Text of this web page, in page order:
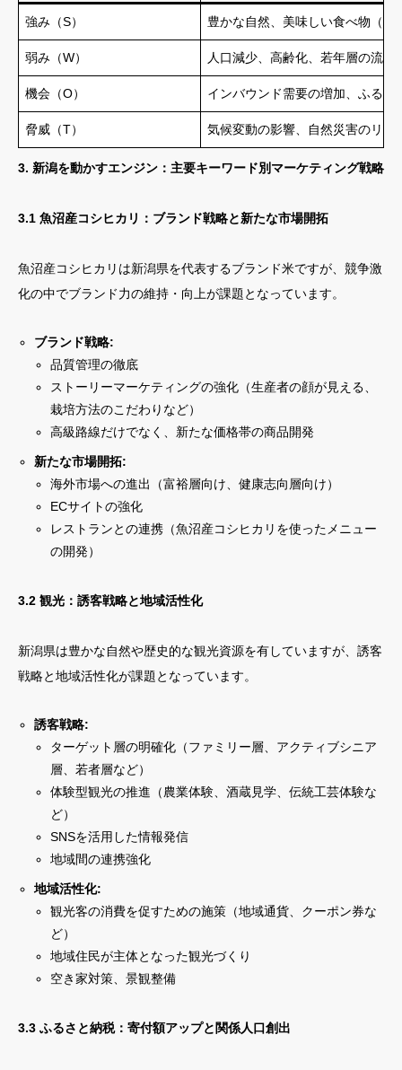
強み（S） 豊かな自然、美味しい食べ物（
弱み（W） 人口減少、高齢化、若年層の流
機会（O） インバウンド需要の増加、ふる
脅威（T） 気候変動の影響、自然災害のリ
3. 新潟を動かすエンジン：主要キーワード別マーケティング戦略
3.1 魚沼産コシヒカリ：ブランド戦略と新たな市場開拓
魚沼産コシヒカリは新潟県を代表するブランド米ですが、競争激
化の中でブランド力の維持・向上が課題となっています。
ブランド戦略:
品質管理の徹底
ストーリーマーケティングの強化（生産者の顔が見える、
栽培方法のこだわりなど）
高級路線だけでなく、新たな価格帯の商品開発
新たな市場開拓:
海外市場への進出（富裕層向け、健康志向層向け）
ECサイトの強化
レストランとの連携（魚沼産コシヒカリを使ったメニュー
の開発）
3.2 観光：誘客戦略と地域活性化
新潟県は豊かな自然や歴史的な観光資源を有していますが、誘客
戦略と地域活性化が課題となっています。
誘客戦略:
ターゲット層の明確化（ファミリー層、アクティブシニア
層、若者層など）
体験型観光の推進（農業体験、酒蔵見学、伝統工芸体験な
ど）
SNSを活用した情報発信
地域間の連携強化
地域活性化:
観光客の消費を促すための施策（地域通貨、クーポン券な
ど）
地域住民が主体となった観光づくり
空き家対策、景観整備
3.3 ふるさと納税：寄付額アップと関係人口創出